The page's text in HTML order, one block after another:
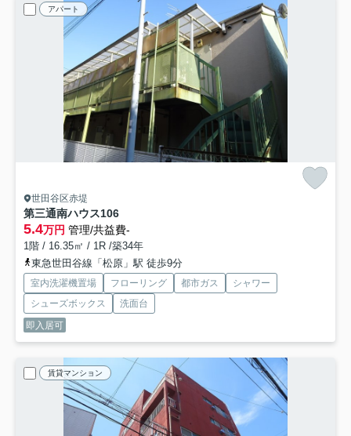
アパート
世田谷区赤堤
第三通南ハウス106
5.4万円 管理/共益費-
1階 / 16.35㎡ / 1R /築34年
東急世田谷線「松原」駅 徒歩9分
室内洗濯機置場 フローリング 都市ガス
シャワー
シューズボックス
洗面台
即入居可
賃貸マンション